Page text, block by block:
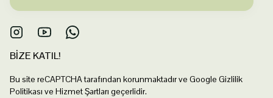
BİZE KATIL!
Bu site reCAPTCHA tarafından korunmaktadır ve Google Gizlilik
Politikası ve Hizmet Şartları geçerlidir.